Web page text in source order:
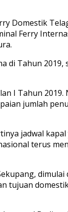
Domestik
Ferry
di Tahun 2019,
I Tahun
jumlah
jadwal
terus
tujuan